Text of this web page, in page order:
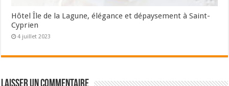
Hôtel Île de la Lagune, élégance et dépaysement à Saint-
Cyprien
4 juillet 2023